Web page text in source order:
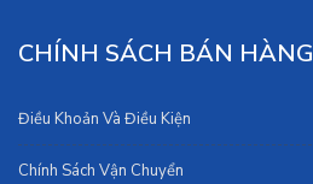
CHÍNH SÁCH BÁN HÀNG
Điều Khoản Và Điều Kiện
Chính Sách Vận Chuyển